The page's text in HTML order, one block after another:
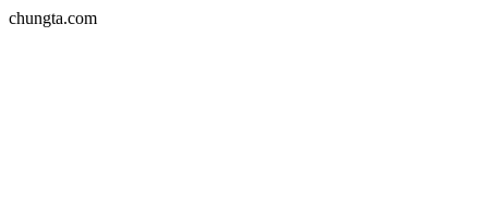
chungta.com